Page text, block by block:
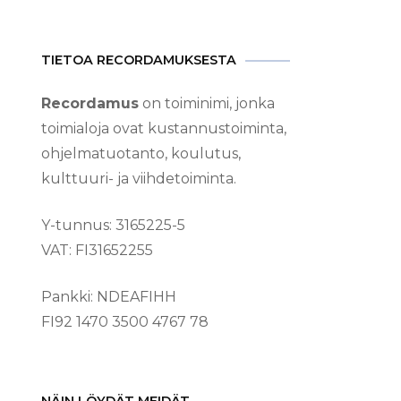
TIETOA RECORDAMUKSESTA
Recordamus on toiminimi, jonka
toimialoja ovat kustannustoiminta,
ohjelmatuotanto, koulutus,
kulttuuri- ja viihdetoiminta.
Y-tunnus: 3165225-5
VAT: FI31652255
Pankki: NDEAFIHH
FI92 1470 3500 4767 78